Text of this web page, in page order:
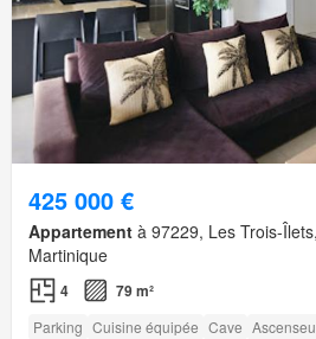
425 000 €
Appartement à 97229, Les Trois-
Martinique
4 79 m²
Parking Cuisine équipée Cave